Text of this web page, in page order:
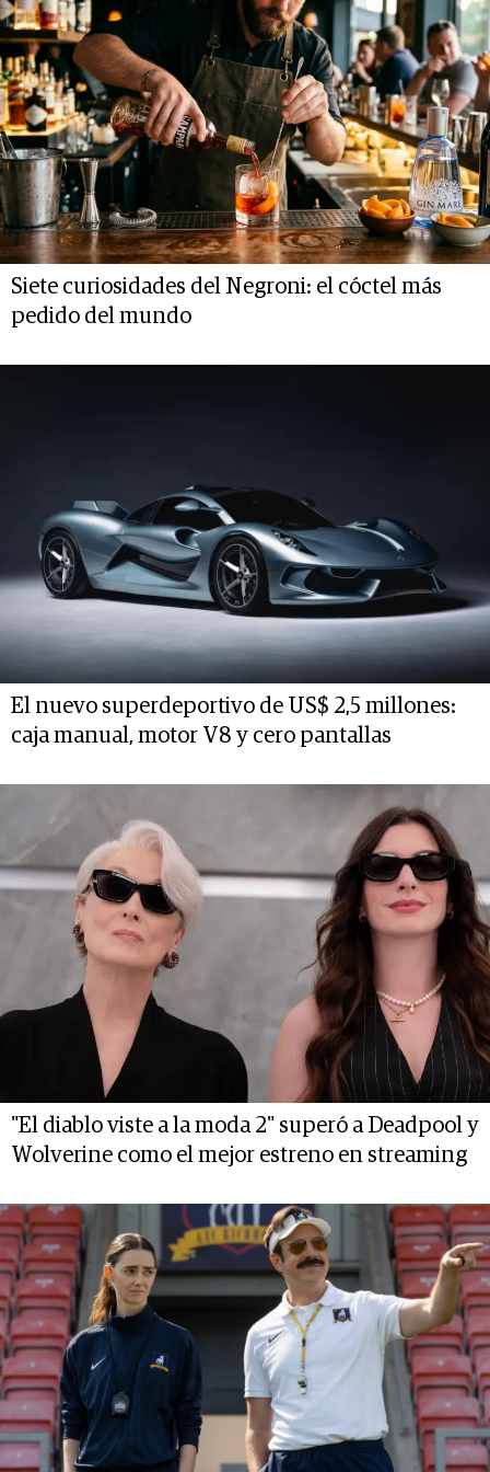
Siete curiosidades del Negroni: el cóctel más
pedido del mundo
El nuevo superdeportivo de US$ 2,5 millones:
caja manual, motor V8 y cero pantallas
"El diablo viste a la moda 2" superó a Deadpool y
Wolverine como el mejor estreno en streaming